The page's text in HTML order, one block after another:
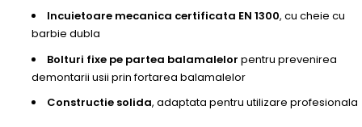
Incuietoare mecanica certificata EN 1300, cu cheie cu
barbie dubla
Bolturi fixe pe partea balamalelor pentru prevenirea
demontarii usii prin fortarea balamalelor
Constructie solida, adaptata pentru utilizare profesionala